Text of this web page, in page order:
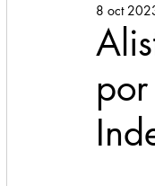
Santa Catarina
Espectaculos
8 oct